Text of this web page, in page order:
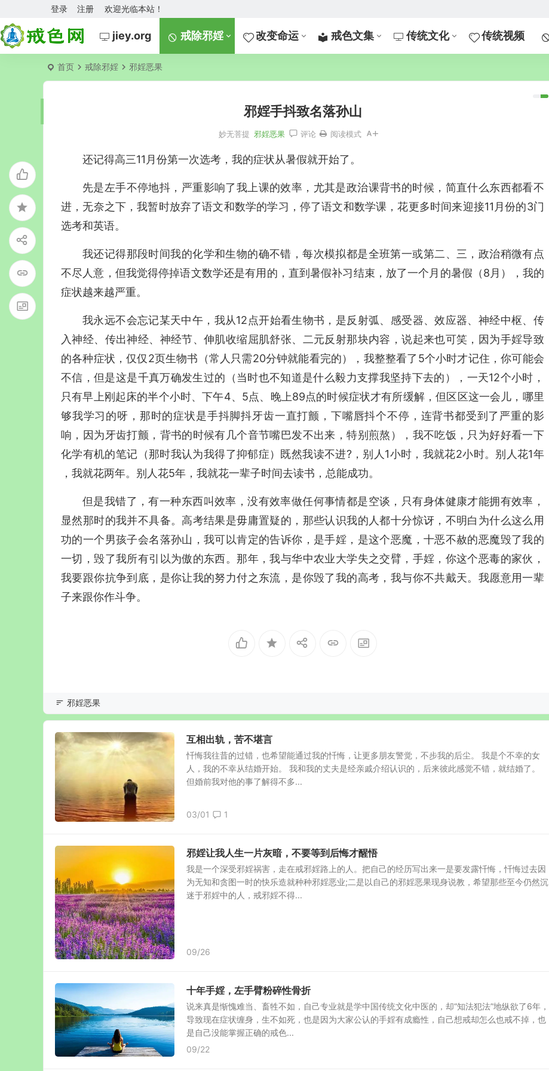
欢迎光临本站！
登录 注册
jiey.org 戒除邪婬 改变命运 戒色文集 传统文化 传统视频
首页 戒除邪婬 邪婬恶果
邪婬手抖致名落孙山
妙无菩提 邪婬恶果 评论 阅读模式
还记得高三11月份第一次选考，我的症状从暑假就开始了。
先是左手不停地抖，严重影响了我上课的效率，尤其是政治课背书的时候，简直什么东西都看不
进，无奈之下，我暂时放弃了语文和数学的学习，停了语文和数学课，花更多时间来迎接11月份的3门
选考和英语。
我还记得那段时间我的化学和生物的确不错，每次模拟都是全班第一或第二、三，政治稍微有点
不尽人意，但我觉得停掉语文数学还是有用的，直到暑假补习结束，放了一个月的暑假（8月），我的
症状越来越严重。
我永远不会忘记某天中午，我从12点开始看生物书，是反射弧、感受器、效应器、神经中枢、传
入神经、传出神经、神经节、伸肌收缩屈肌舒张、二元反射那块内容，说起来也可笑，因为手婬导致
的各种症状，仅仅2页生物书（常人只需20分钟就能看完的），我整整看了5个小时才记住，你可能会
不信，但是这是千真万确发生过的（当时也不知道是什么毅力支撑我坚持下去的），一天12个小时，
只有早上刚起床的半个小时、下午4、5点、晚上89点的时候症状才有所缓解，但区区这一会儿，哪里
够我学习的呀，那时的症状是手抖脚抖牙齿一直打颤，下嘴唇抖个不停，连背书都受到了严重的影
响，因为牙齿打颤，背书的时候有几个音节嘴巴发不出来，特别煎熬），我不吃饭，只为好好看一下
化学有机的笔记（那时我认为我得了抑郁症）既然我读不进?，别人1小时，我就花2小时。别人花1年
，我就花两年。别人花5年，我就花一辈子时间去读书，总能成功。
但是我错了，有一种东西叫效率，没有效率做任何事情都是空谈，只有身体健康才能拥有效率，
显然那时的我并不具备。高考结果是毋庸置疑的，那些认识我的人都十分惊讶，不明白为什么这么用
功的一个男孩子会名落孙山，我可以肯定的告诉你，是手婬，是这个恶魔，十恶不赦的恶魔毁了我的
一切，毁了我所有引以为傲的东西。那年，我与华中农业大学失之交臂，手婬，你这个恶毒的家伙，
我要跟你抗争到底，是你让我的努力付之东流，是你毁了我的高考，我与你不共戴天。我愿意用一辈
子来跟你作斗争。
邪婬恶果
互相出轨，苦不堪言
忏悔我往昔的过错，也希望能通过我的忏悔，让更多朋友警觉，不步我的后尘。 我是个不幸的女
人，我的不幸从结婚开始。 我和我的丈夫是经亲戚介绍认识的，后来彼此感觉不错，就结婚了。
但婚前我对他的事了解得不多...
03/01 1
邪婬让我人生一片灰暗，不要等到后悔才醒悟
我是一个深受邪婬祸害，走在戒邪婬路上的人。把自己的经历写出来一是要发露忏悔，忏悔过去因
为无知和贪图一时的快乐造就种种邪婬恶业;二是以自己的邪婬恶果现身说教，希望那些至今仍然沉
迷于邪婬中的人，戒邪婬不得...
09/26
十年手婬，左手臂粉碎性骨折
说来真是惭愧难当、畜牲不如，自己专业就是学中国传统文化中医的，却“知法犯法”地纵欲了6年，
导致现在症状缠身，生不如死，也是因为大家公认的手婬有成瘾性，自己想戒却怎么也戒不掉，也
是自己没能掌握正确的戒色...
09/22